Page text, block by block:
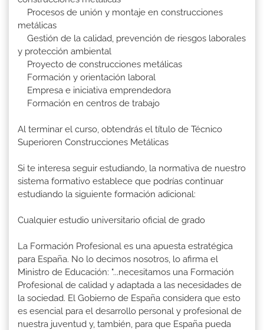
Procesos de unión y montaje en construcciones
metálicas
Gestión de la calidad, prevención de riesgos laborales
y protección ambiental
Proyecto de construcciones metálicas
Formación y orientación laboral
Empresa e iniciativa emprendedora
Formación en centros de trabajo
Al terminar el curso, obtendrás el título de Técnico
Superioren Construcciones Metálicas
Si te interesa seguir estudiando, la normativa de nuestro
sistema formativo establece que podrías continuar
estudiando la siguiente formación adicional:
Cualquier estudio universitario oficial de grado
La Formación Profesional es una apuesta estratégica
para España. No lo decimos nosotros, lo afirma el
Ministro de Educación: "...necesitamos una Formación
Profesional de calidad y adaptada a las necesidades de
la sociedad. El Gobierno de España considera que esto
es esencial para el desarrollo personal y profesional de
nuestra juventud y, también, para que España pueda